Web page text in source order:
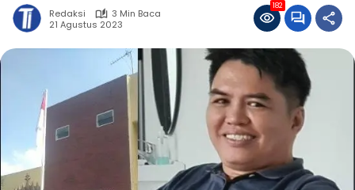
Redaksi
3 Min Baca
21 Agustus 2023
182